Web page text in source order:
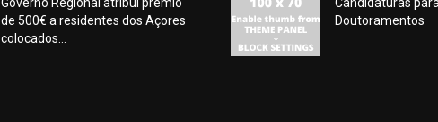
de 500€ a residentes dos Açores
colocados...
Doutoramentos